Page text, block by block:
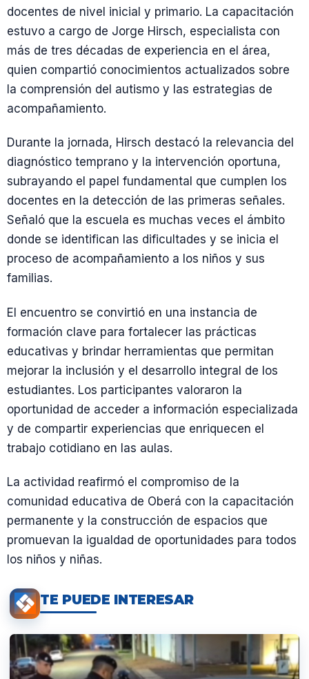
docentes de nivel inicial y primario. La capacitación
estuvo a cargo de Jorge Hirsch, especialista con
más de tres décadas de experiencia en el área,
quien compartió conocimientos actualizados sobre
la comprensión del autismo y las estrategias de
acompañamiento.
Durante la jornada, Hirsch destacó la relevancia del
diagnóstico temprano y la intervención oportuna,
subrayando el papel fundamental que cumplen los
docentes en la detección de las primeras señales.
Señaló que la escuela es muchas veces el ámbito
donde se identifican las dificultades y se inicia el
proceso de acompañamiento a los niños y sus
familias.
El encuentro se convirtió en una instancia de
formación clave para fortalecer las prácticas
educativas y brindar herramientas que permitan
mejorar la inclusión y el desarrollo integral de los
estudiantes. Los participantes valoraron la
oportunidad de acceder a información especializada
y de compartir experiencias que enriquecen el
trabajo cotidiano en las aulas.
La actividad reafirmó el compromiso de la
comunidad educativa de Oberá con la capacitación
permanente y la construcción de espacios que
promuevan la igualdad de oportunidades para todos
los niños y niñas.
TE PUEDE INTERESAR